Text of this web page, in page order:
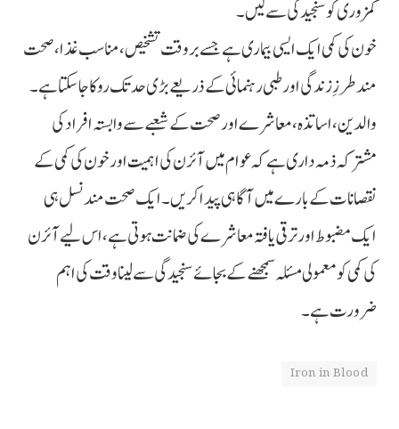
کمزوری کو سنجیدگی سے لیں۔
خون کی کمی ایک ایسی بیماری ہے جسے بروقت تشخیص، مناسب غذا، صحت
مند طرزِ زندگی اور طبی رہنمائی کے ذریعے بڑی حد تک روکا جا سکتا ہے۔
والدین، اساتذہ، معاشرے اور صحت کے شعبے سے وابستہ افراد کی
مشترکہ ذمہ داری ہے کہ عوام میں آئرن کی اہمیت اور خون کی کمی کے
نقصانات کے بارے میں آگاہی پیدا کریں۔ ایک صحت مند نسل ہی
ایک مضبوط اور ترقی یافتہ معاشرے کی ضمانت ہوتی ہے، اس لیے آئرن
کی کمی کو معمولی مسئلہ سمجھنے کے بجائے سنجیدگی سے لینا وقت کی اہم
ضرورت ہے۔
Iron in Blood